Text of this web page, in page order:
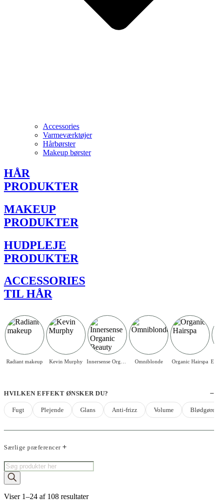
Accessories
Varmeværktøjer
Hårbørster
Makeup børster
HÅR
PRODUKTER
MAKEUP
PRODUKTER
HUDPLEJE
PRODUKTER
ACCESSORIES
TIL HÅR
Radiant makeup Kevin Murphy Omniblonde Organic Hairspa
HVILKEN EFFEKT ØNSKER DU?
Fugt Plejende Glans Anti-frizz Volume
Særlige præferencer
Products
search
Viser 1–24 af 108 resultaterSorteret